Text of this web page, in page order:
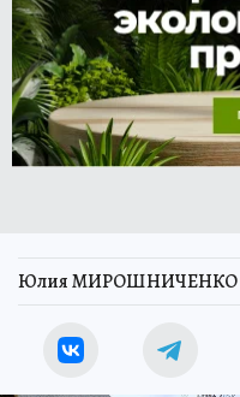
Юлия МИРОШНИЧЕНКО